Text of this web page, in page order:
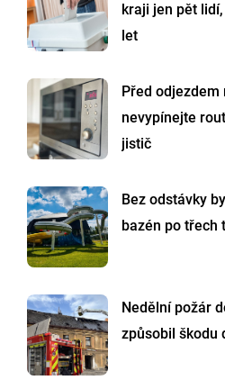
kraji jen pět
let
Před odjezdem
nevypínejte
jistič
Bez odstávky
bazén po třech
Nedělní požár
způsobil škodu